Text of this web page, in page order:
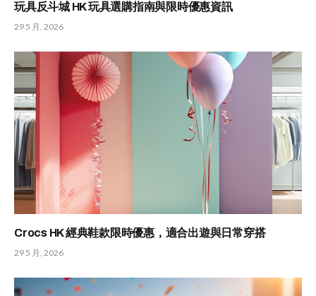
玩具反斗城 HK 玩具選購指南與限時優惠資訊
29 5 月, 2026
Crocs HK 經典鞋款限時優惠，適合出遊與日常穿搭
29 5 月, 2026